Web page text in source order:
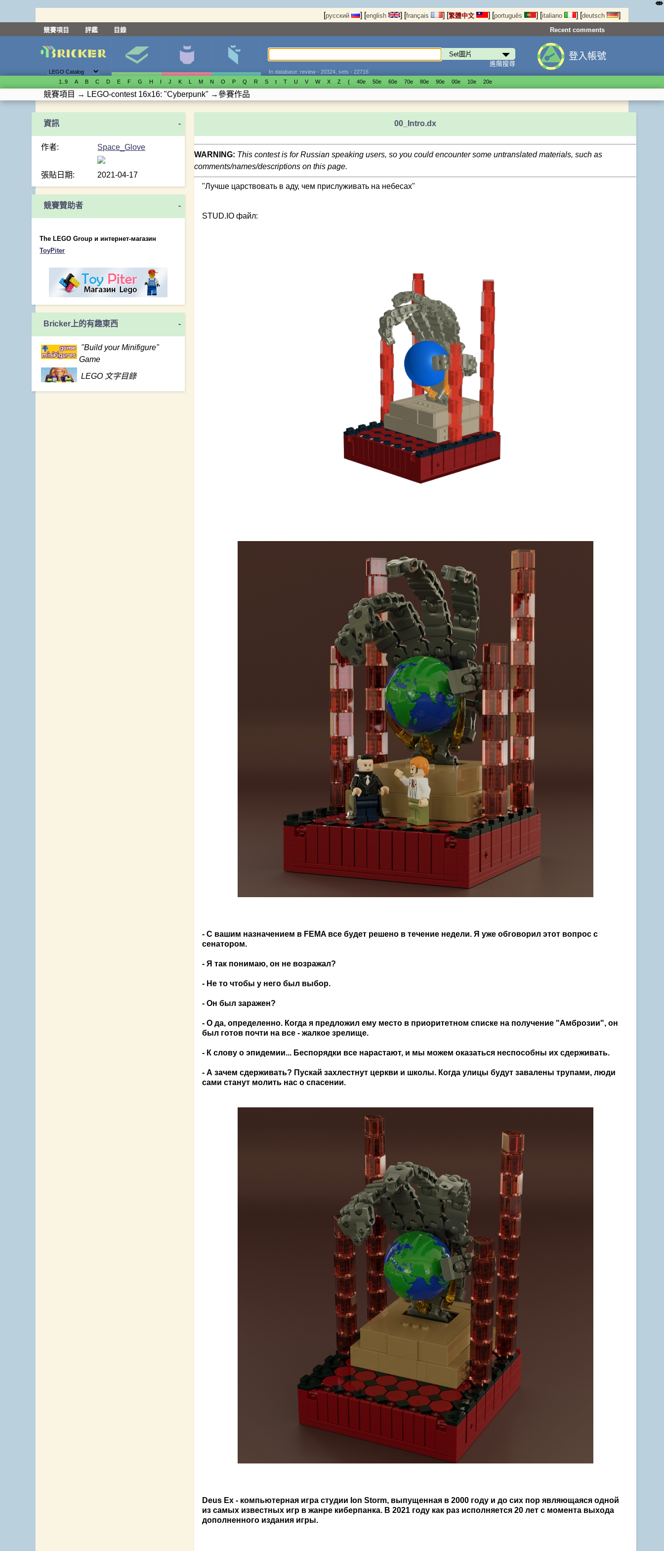
[русский ] [english ] [français ] [繁體中文 ] [português ] [italiano ] [deutsch ]
競賽項目 評鑑 目錄 Recent comments
進階搜尋
In database: review - 20324, sets - 22716
登入帳號
1..9 A B C D E F G H I J K L M N O P Q R S t T U V W X Z { 40е 50е 60е 70е 80е 90е 00е 10е 20е
競賽項目 → LEGO-contest 16x16: "Cyberpunk" →參賽作品
-
作者: Space_Glove
張貼日期: 2021-04-17
競賽贊助者 -
The LEGO Group и интернет-магазин
ToyPiter
Bricker上的有趣東西 -
"Build your Minifigure"
Game
LEGO 文字目錄
00_Intro.dx
WARNING: This contest is for Russian speaking users, so you could encounter some untranslated materials, such as
comments/names/descriptions on this page.
"Лучше царствовать в аду, чем прислуживать на небесах"
STUD.IO файл:
- С вашим назначением в FEMA все будет решено в течение недели. Я уже обговорил этот вопрос с
сенатором.
- Я так понимаю, он не возражал?
- Не то чтобы у него был выбор.
- Он был заражен?
- О да, определенно. Когда я предложил ему место в приоритетном списке на получение "Амброзии", он
был готов почти на все - жалкое зрелище.
- К слову о эпидемии... Беспорядки все нарастают, и мы можем оказаться неспособны их сдерживать.
- А зачем сдерживать? Пускай захлестнут церкви и школы. Когда улицы будут завалены трупами, люди
сами станут молить нас о спасении.
Deus Ex - компьютерная игра студии Ion Storm, выпущенная в 2000 году и до сих пор являющаяся одной
из самых известных игр в жанре киберпанка. В 2021 году как раз исполняется 20 лет с момента выхода
дополненного издания игры.
⤄